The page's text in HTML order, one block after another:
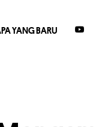
YANG BARU